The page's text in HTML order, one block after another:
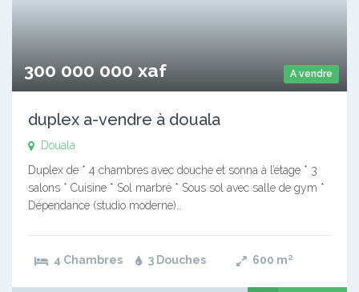
A vendre
300 000 000 xaf
duplex a-vendre à douala
Douala
Duplex de * 4 chambres avec douche et sonna à l’étage * 3
salons * Cuisine * Sol marbré * Sous sol avec salle de gym *
Dépendance (studio moderne)…
4 Chambres 3 Douches 600 m²